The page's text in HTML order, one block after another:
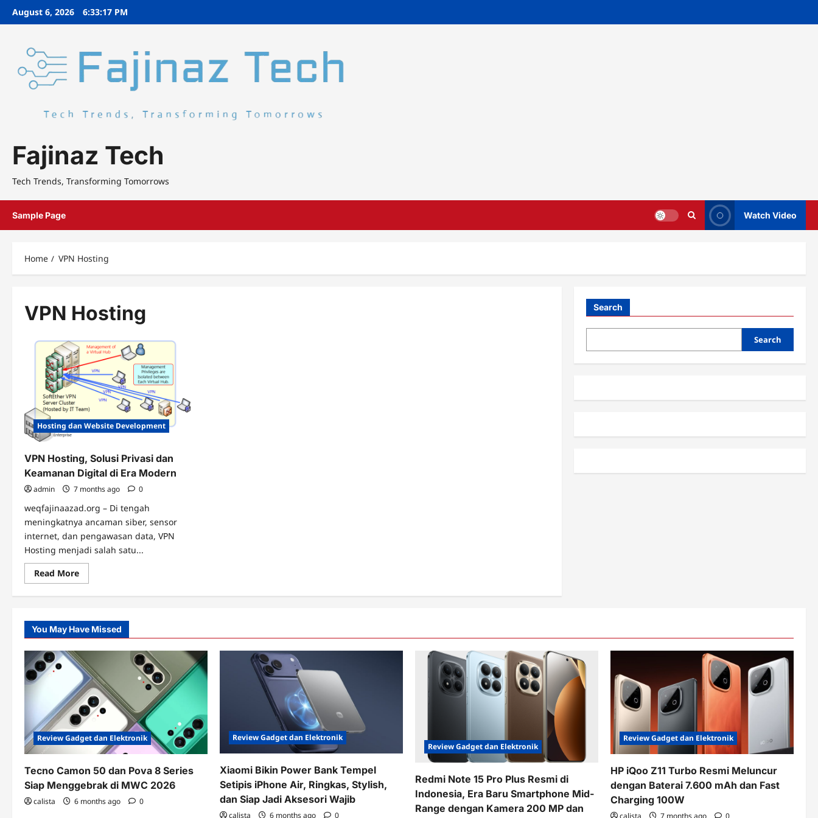
SkipAugust 6, 2026 6:33:18 PM
Fajinaz Tech
Tech Trends, Transforming Tomorrows
Sample Page Watch Video
Home VPN Hosting
VPN Hosting
Hosting dan Website Development
VPN Hosting, Solusi Privasi dan
Keamanan Digital di Era Modern
admin 7 months ago 0
weqfajinaazad.org – Di tengah
meningkatnya ancaman siber, sensor
internet, dan pengawasan data, VPN
Hosting menjadi salah satu...
Read MoreRead
more
VPN
Privasi
dan
Keamanan
Digital
di
Era
Modern
Search
Search
You May Have Missed
Review Gadget dan Elektronik
Tecno Camon 50 dan Pova 8 Series
Siap Menggebrak di MWC 2026
calista 6 months ago 0
Review Gadget dan Elektronik
Xiaomi Bikin Power Bank Tempel
Setipis iPhone Air, Ringkas, Stylish,
dan Siap Jadi Aksesori Wajib
calista 6 months ago 0
Review Gadget dan Elektronik
Redmi Note 15 Pro Plus Resmi di
Indonesia, Era Baru Smartphone Mid-
Range dengan Kamera 200 MP dan
Review Gadget dan Elektronik
HP iQoo Z11 Turbo Resmi Meluncur
dengan Baterai 7.600 mAh dan Fast
Charging 100W
calista 7 months ago 0